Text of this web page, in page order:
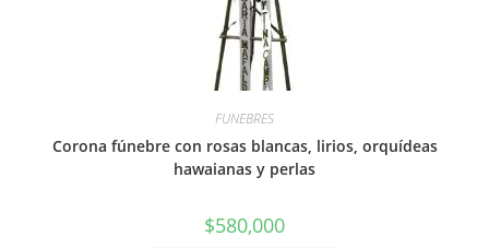
FUNEBRES
Corona fúnebre con rosas blancas, lirios, orquídeas
hawaianas y perlas
$580,000